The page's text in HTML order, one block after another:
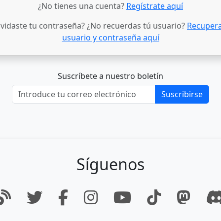
¿No tienes una cuenta? Regístrate aquí
tu contraseña? ¿No recuerdas tú usuario?
usuario y contraseña aquí
Suscríbete a nuestro boletín
Suscribirse
Síguenos